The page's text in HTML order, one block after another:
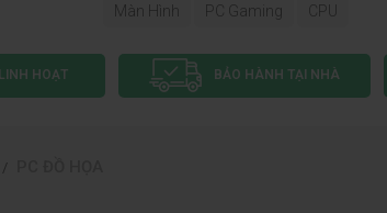
Màn Hình PC Gaming CPU
HOẠT BẢO HÀNH TẠI NHÀ